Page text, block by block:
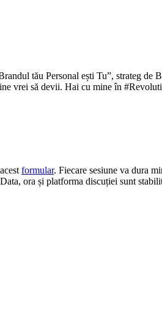
tău Personal ești Tu”, strateg de
vrei să devii. Hai cu mine în
formular. Fiecare sesiune va dura
ora și platforma discuției sunt